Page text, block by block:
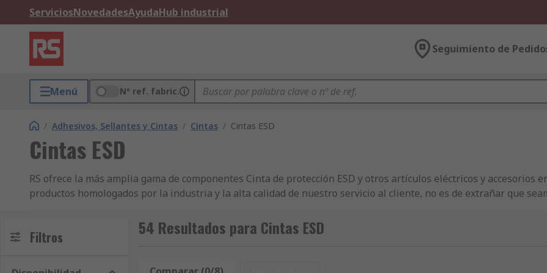
ServiciosNovedadesAyudaHub industrial
Seguimiento de
Menú Nº ref. fabric.
/ Adhesivos, Sellantes y Cintas / Cintas / Cintas ESD
Cintas ESD
RS ofrece la más amplia gama de componentes Cinta de protección ESD y otros artículos eléctricos y accesorios
productos homologados por la industria y la alta calidad de nuestro servicio al cliente, no es de extrañar que
aire de ionizado. Ya realice sus compras de productos de Cinta de protección ESD en grandes cantidades o
beneficiarse de la entrega en 24/48 h en miles de artículos. Y si usted necesita sus componentes de Cinta de
nuestra distribución de producto está respaldada por el soporte técnico de nuestros ingenieros de Seguridad,
Filtros 54 Resultados para Cintas ESD